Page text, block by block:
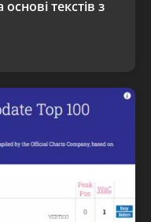
текстів з